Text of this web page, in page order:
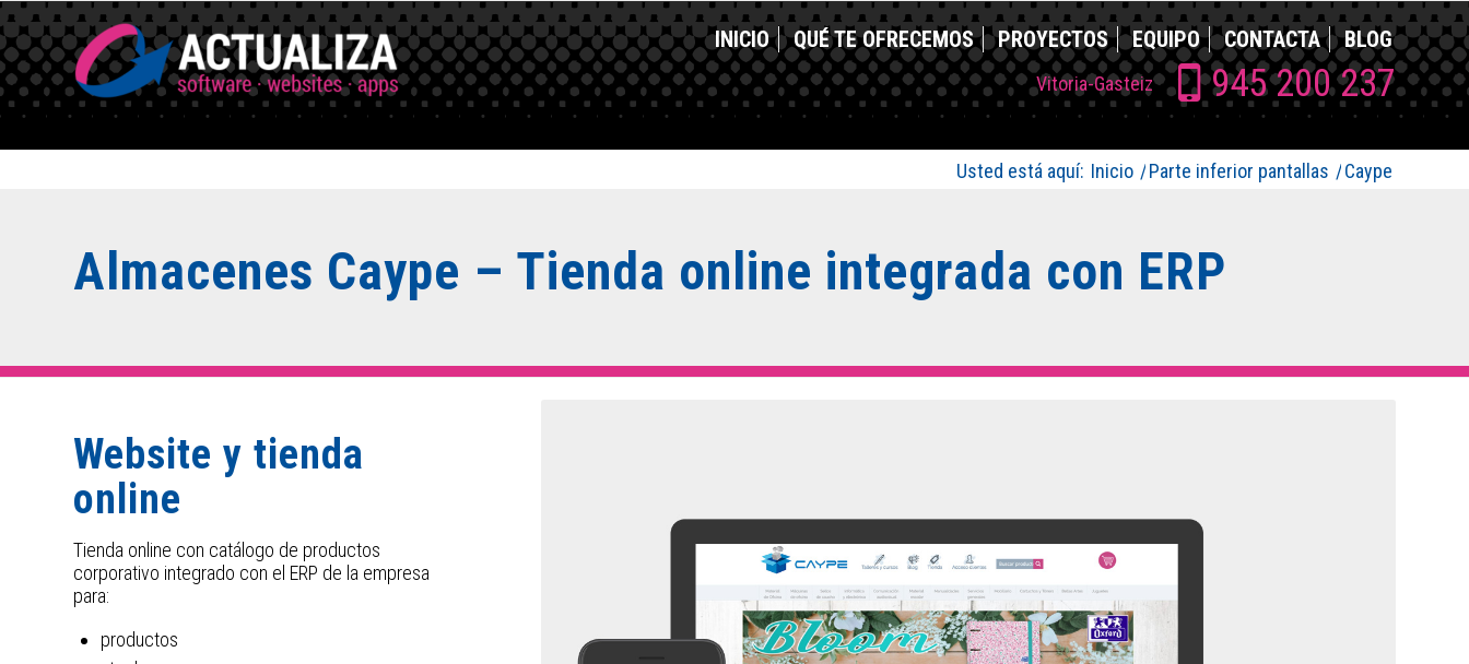
INICIO QUÉ TE OFRECEMOS PROYECTOS EQUIPO CONTACTA BLOG
Vitoria-Gasteiz 945 200 237
Usted está aquí: Inicio /Parte inferior pantallas /Caype
Almacenes Caype – Tienda online integrada con ERP
Website y tienda
online
Tienda online con catálogo de productos
corporativo integrado con el ERP de la empresa
para:
productos